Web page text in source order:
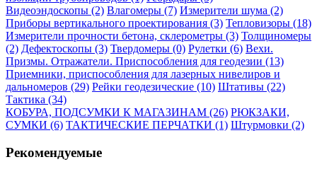
Видеоэндоскопы (2) Влагомеры (7) Измерители шума (2)
Приборы вертикального проектирования (3) Тепловизоры (18)
Измерители прочности бетона, склерометры (3) Толщиномеры
(2) Дефектоскопы (3) Твердомеры (0) Рулетки (6) Вехи.
Призмы. Отражатели. Приспособления для геодезии (13)
Приемники, приспособления для лазерных нивелиров и
дальномеров (29) Рейки геодезические (10) Штативы (22)
Тактика (34)
КОБУРА, ПОДСУМКИ К МАГАЗИНАМ (26) РЮКЗАКИ,
СУМКИ (6) ТАКТИЧЕСКИЕ ПЕРЧАТКИ (1) Штурмовки (2)
Рекомендуемые